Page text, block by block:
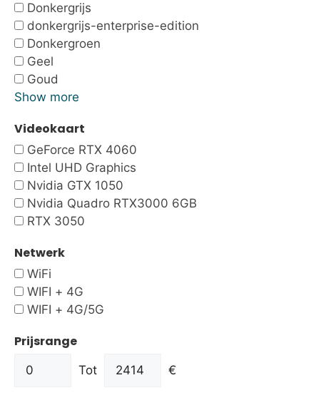
Donkergrijs
donkergrijs-enterprise-edition
Donkergroen
Geel
Goud
Show more
Videokaart
GeForce RTX 4060
Intel UHD Graphics
Nvidia GTX 1050
Nvidia Quadro RTX3000 6GB
RTX 3050
Netwerk
WiFi
WIFI + 4G
WIFI + 4G/5G
Prijsrange
Tot €